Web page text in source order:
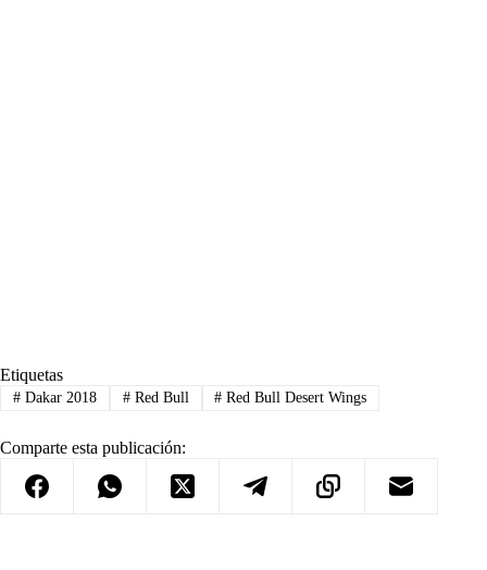
Etiquetas
#Dakar 2018 #Red Bull # Red Bull Desert Wings
Comparte esta publicación: